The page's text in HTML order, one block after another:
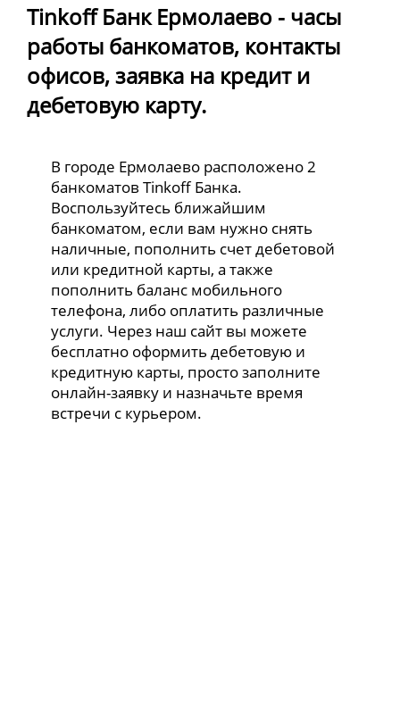
Tinkoff Банк Ермолаево - часы
работы банкоматов, контакты
офисов, заявка на кредит и
дебетовую карту.
В городе Ермолаево расположено 2
банкоматов Tinkoff Банка.
Воспользуйтесь ближайшим
банкоматом, если вам нужно снять
наличные, пополнить счет дебетовой
или кредитной карты, а также
пополнить баланс мобильного
телефона, либо оплатить различные
услуги. Через наш сайт вы можете
бесплатно оформить дебетовую и
кредитную карты, просто заполните
онлайн-заявку и назначьте время
встречи с курьером.